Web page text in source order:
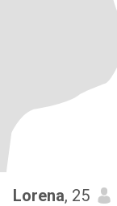
Lorena, 25